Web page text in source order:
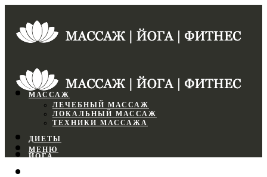
МАССАЖ
ЛЕЧЕБНЫЙ МАССАЖ
ЛОКАЛЬНЫЙ МАССАЖ
ТЕХНИКИ МАССАЖА
ДИЕТЫ
ЙОГА
МЕНЮ